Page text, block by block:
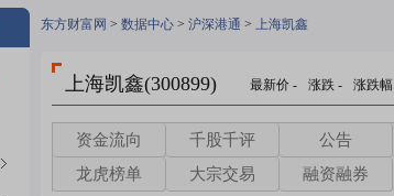
东方财富网 > 数据中心 > 沪深港通 > 上海凯鑫
上海凯鑫(300899) 最新价 - 涨跌 - 涨跌幅
资金流向 千股千评 公告
龙虎榜单
大宗交易 融资融券